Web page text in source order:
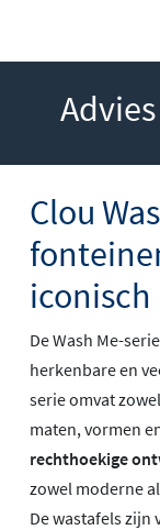
Clou
iconisch
De Wash Me-
herkenbare en
serie omvat
maten, vormen
rechthoekige
zowel moderne
De wastafels zijn